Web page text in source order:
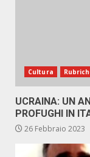
Cultura
UCRAINA: UN
PROFUGHI IN
26 Febbraio 2023